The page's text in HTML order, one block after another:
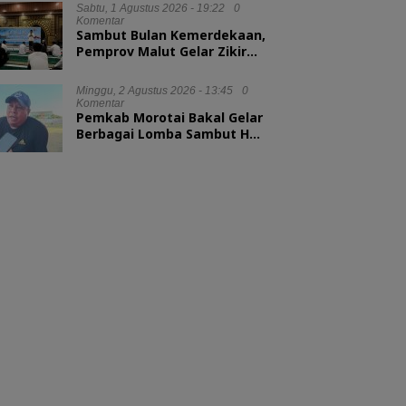
Sabtu, 1 Agustus 2026 - 19:22
0
Komentar
Sambut Bulan Kemerdekaan,
Pemprov Malut Gelar Zikir
Minggu, 2 Agustus 2026 - 13:45
0
Komentar
Pemkab Morotai Bakal Gelar
Berbagai Lomba Sambut HUT